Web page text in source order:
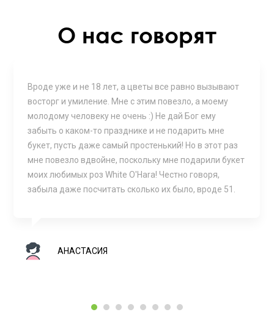
О нас говорят
Вроде уже и не 18 лет, а цветы все равно вызывают
восторг и умиление. Мне с этим повезло, а моему
молодому человеку не очень :) Не дай Бог ему
забыть о каком-то празднике и не подарить мне
букет, пусть даже самый простенький! Но в этот раз
мне повезло вдвойне, поскольку мне подарили букет
моих любимых роз White O'Hara! Честно говоря,
забыла даже посчитать сколько их было, вроде 51.
АНАСТАСИЯ
1 2 3 4 5 6 7 8